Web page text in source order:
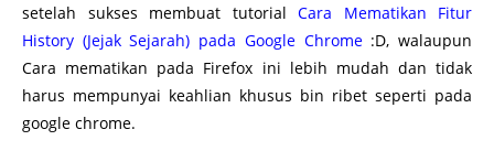
setelah sukses membuat tutorial Cara Mematikan Fitur
History (Jejak Sejarah) pada Google Chrome:D, walaupun
Cara mematikan pada Firefox ini lebih mudah dan tidak
harus mempunyai keahlian khusus bin ribet seperti pada
google chrome.